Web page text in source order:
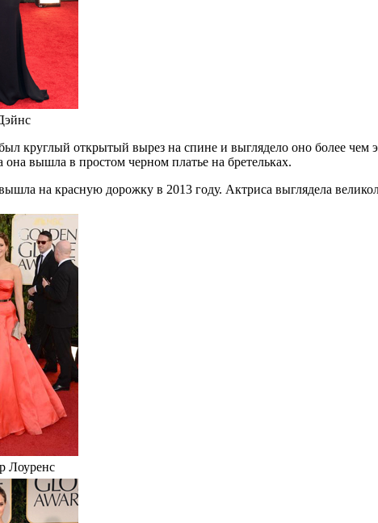
круглый открытый вырез на спине и выглядело оно более чем
она вышла в простом черном платье на бретельках.
на красную дорожку в 2013 году. Актриса выглядела
Лоуренс